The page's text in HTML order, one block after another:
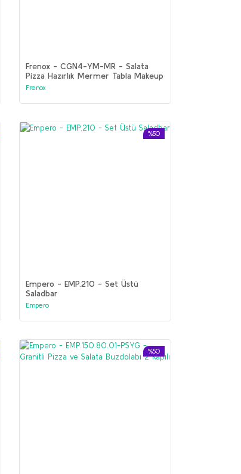
Frenox - CGN4-YM-MR - Salata
Pizza Hazırlık Mermer Tabla Makeup
Yüksek Garnitürlük +2 °C / +8 °C -
Frenox
%50
Empero - EMP.210 - Set Üstü
Saladbar
Empero
%50